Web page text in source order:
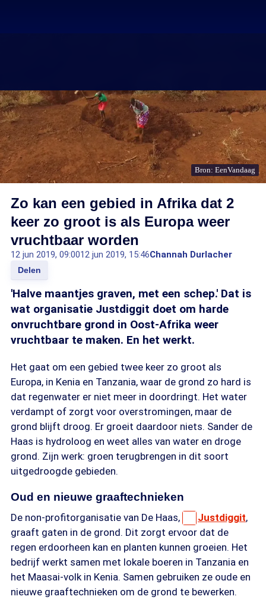
Bron: EenVandaag
Zo kan een gebied in Afrika dat 2
keer zo groot is als Europa weer
vruchtbaar worden
12 jun 2019, 09:0012 jun 2019, 15:46Channah Durlacher
Delen
'Halve maantjes graven, met een schep.' Dat is
wat organisatie Justdiggit doet om harde
onvruchtbare grond in Oost-Afrika weer
vruchtbaar te maken. En het werkt.
Het gaat om een gebied twee keer zo groot als
Europa, in Kenia en Tanzania, waar de grond zo hard is
dat regenwater er niet meer in doordringt. Het water
verdampt of zorgt voor overstromingen, maar de
grond blijft droog. Er groeit daardoor niets. Sander de
Haas is hydroloog en weet alles van water en droge
grond. Zijn werk: groen terugbrengen in dit soort
uitgedroogde gebieden.
Oud en nieuwe graaftechnieken
De non-profitorganisatie van De Haas, Justdiggit,
graaft gaten in de grond. Dit zorgt ervoor dat de
regen erdoorheen kan en planten kunnen groeien. Het
bedrijf werkt samen met lokale boeren in Tanzania en
het Maasai-volk in Kenia. Samen gebruiken ze oude en
nieuwe graaftechnieken om de grond te bewerken.